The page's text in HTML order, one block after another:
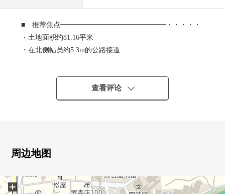
■ 推荐焦点━━━━━━━━━━━━━━━・・・・・
・土地面积约81.16平米
・在北侧幅员约5.3m的公路接道
・全家便利店吹田山手町4丁目商店步行约6分(约450m)
查看评论
周边地图
+